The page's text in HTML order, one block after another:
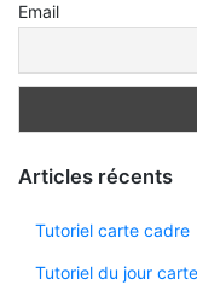
Email
Articles récents
Tutoriel carte cadre
Tutoriel du jour